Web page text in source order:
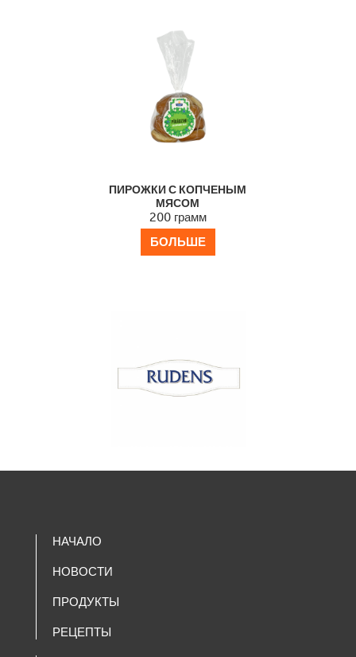
ПИРОЖКИ С КОПЧЕНЫМ
МЯСОМ
200 грамм
БОЛЬШЕ
НАЧАЛО
НОВОСТИ
ПРОДУКТЫ
РЕЦЕПТЫ